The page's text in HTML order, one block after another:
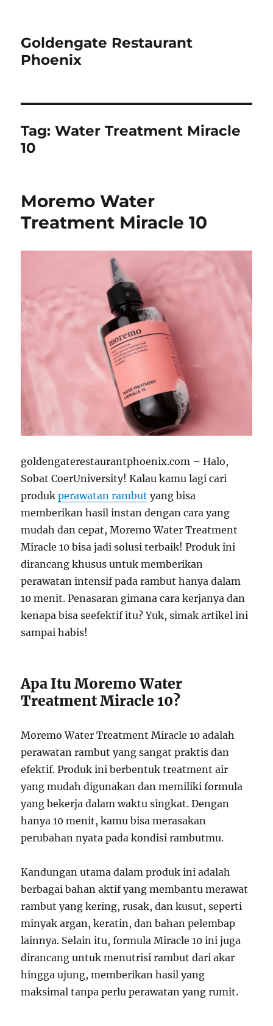
Goldengate Restaurant
Phoenix
Tag:Water Treatment Miracle
10
Moremo Water
Treatment Miracle 10
goldengaterestaurantphoenix.com – Halo,
Sobat CoerUniversity! Kalau kamu lagi cari
produkperawatan rambut yang bisa
memberikan hasil instan dengan cara yang
mudah dan cepat, Moremo Water Treatment
Miracle 10 bisa jadi solusi terbaik! Produk ini
dirancang khusus untuk memberikan
perawatan intensif pada rambut hanya dalam
10 menit. Penasaran gimana cara kerjanya dan
kenapa bisa seefektif itu? Yuk, simak artikel ini
sampai habis!
Apa Itu Moremo Water
Treatment Miracle 10?
Moremo Water Treatment Miracle 10 adalah
perawatan rambut yang sangat praktis dan
efektif. Produk ini berbentuk treatment air
yang mudah digunakan dan memiliki formula
yang bekerja dalam waktu singkat. Dengan
hanya 10 menit, kamu bisa merasakan
perubahan nyata pada kondisi rambutmu.
Kandungan utama dalam produk ini adalah
berbagai bahan aktif yang membantu merawat
rambut yang kering, rusak, dan kusut, seperti
minyak argan, keratin, dan bahan pelembap
lainnya. Selain itu, formula Miracle 10 ini juga
dirancang untuk menutrisi rambut dari akar
hingga ujung, memberikan hasil yang
maksimal tanpa perlu perawatan yang rumit.